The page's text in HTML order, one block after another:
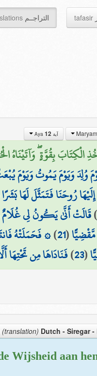
التراجــم tafasir
آية Aya 12
الْكِتَابَ بِقُوَّةٍ ۖ وَآتَيْنَاهُ
وُلِدَ وَيَوْمَ يَمُوتُ وَيَوْمَ
رُوحَنَا فَتَمَثَّلَ لَهَا
قَالَتْ أَنَّىٰ يَكُونُ لِي
مَّقْضِيًّا(
21
)۞ فَحَمَلَتْهُ
(
23
)فَنَادَاهَا مِن
Dutch - Siregar-
Wijsheid aan